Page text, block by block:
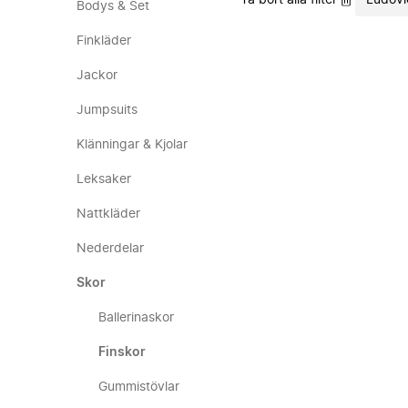
Bodys & Set
Finkläder
Jackor
Jumpsuits
Klänningar & Kjolar
Leksaker
Nattkläder
Nederdelar
Skor
Ballerinaskor
Finskor
Gummistövlar